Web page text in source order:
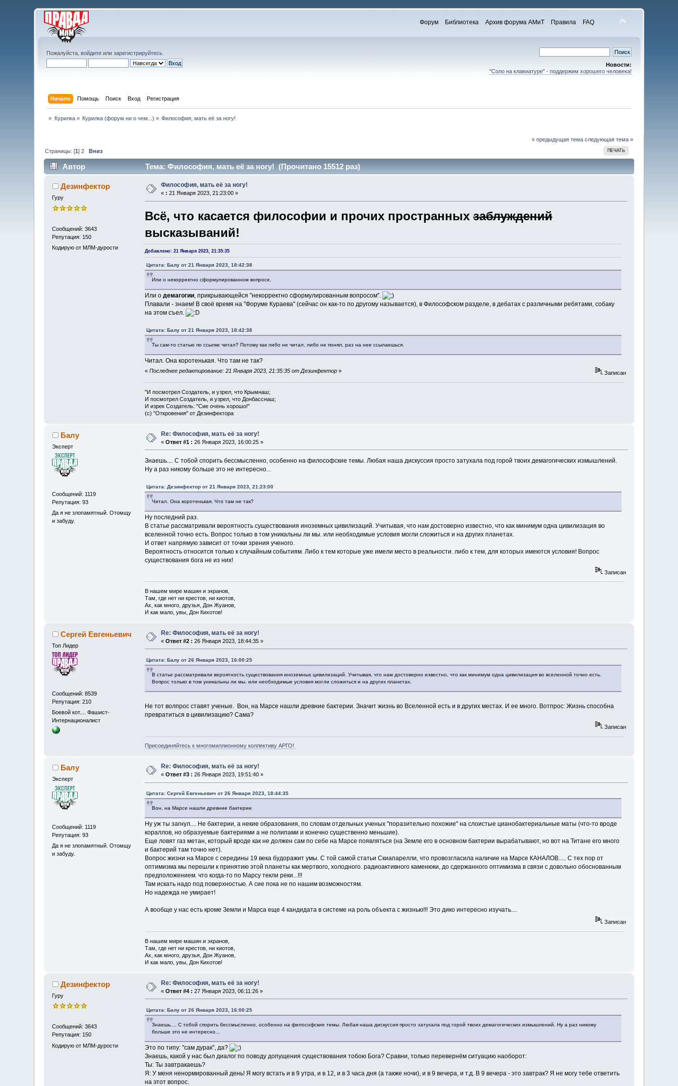
Форум Библиотека Архив форума АМиТ Правила FAQ
Пожалуйста,войдите илизарегистрируйтесь
Новости:
"Соло на клавиатуре" - поддержим хорошего человека!
Начало Помощь Поиск Вход Регистрация
» Курилка» Курилка (форум ни о чем...) » Философия, мать её за ногу!
« предыдущая тема следующая тема »
ПЕЧАТЬ
Страницы: [1]2 Вниз
Автор Тема: Философия, мать её за ногу! (Прочитано 15512 раз)
Дезинфектор
Гуру
Сообщений: 3643
Репутация: 150
Кодирую от МЛМ-дурости
Философия, мать её за ногу!
« : 21 Января 2023, 21:23:00 »
Всё, что касается философии и прочих пространныхзаблуждений
высказываний!
Добавлено: 21 Января 2023, 21:35:35
Цитата: Балу от 21 Января 2023, 18:42:38
Или о некорректно сформулированном вопросе.
Или о демагогии, прикрывающейся "некорректно сформулированным вопросом".
Плавали - знаем! В своё время на "Форуме Кураева" (сейчас он как-то по другому называется), в Философском разделе, в дебатах с различными ребятами, собаку
на этом съел.
Цитата: Балу от 21 Января 2023, 18:42:38
Ты сам-то статью по ссылке читал? Потому как либо не читал, либо не понял, раз на нее ссылаешься.
Читал. Она коротенькая. Что там не так?
« Последнее редактирование: 21 Января 2023, 21:35:35 от Дезинфектор» Записан
"И посмотрел Создатель, и узрел, что Крымнаш;
И посмотрел Создатель, и узрел, что Донбасснаш;
И изрек Создатель: "Сие очень хорошо!"
(с) "Откровения" от Дезинфектора
Балу
Эксперт
Сообщений: 1119
Репутация: 93
Да я не злопамятный. Отомщу
и забуду.
Re: Философия, мать её за ногу!
«Ответ #1 : 26 Января 2023, 16:00:25 »
Знаешь.... С тобой спорить бессмысленно, особенно на философские темы. Любая наша дискуссия просто затухала под горой твоих демагогических измышлений.
Ну а раз никому больше это не интересно...
Цитата: Дезинфектор от 21 Января 2023, 21:23:00
Читал. Она коротенькая. Что там не так?
Ну последний раз.
В статье рассматривали вероятность существования иноземных цивилизаций. Учитывая, что нам достоверно известно, что как минимум одна цивилизация во
вселенной точно есть. Вопрос только в том уникальны ли мы. или необходимые условия могли сложиться и на других планетах.
И ответ напрямую зависит от точки зрения ученого.
Вероятность относится только к случайным событиям. Либо к тем которые уже имели место в реальности. либо к тем, для которых имеются условия! Вопрос
существования бога не из них!
Записан
В нашем мире машин и экранов,
Там, где нет ни крестов, ни киотов,
Ах, как много, друзья, Дон Жуанов,
И как мало, увы, Дон Кихотов!
Сергей Евгеньевич
Топ Лидер
Сообщений: 8539
Репутация: 210
Боевой кот.... Фашист-
Интернационалист
Re: Философия, мать её за ногу!
«Ответ #2 : 26 Января 2023, 18:44:35 »
Цитата: Балу от 26 Января 2023, 16:00:25
В статье рассматривали вероятность существования иноземных цивилизаций. Учитывая, что нам достоверно известно, что как минимум одна цивилизация во вселенной точно есть.
Вопрос только в том уникальны ли мы. или необходимые условия могли сложиться и на других планетах.
Не тот волпрос ставят ученые. Вон, на Марсе нашли древние бактерии. Значит жизнь во Вселенной есть и в других местах. И ее много. Вотпрос: Жизнь способна
превратиться в цивилизацию? Сама?
Записан
Присоединяйтесь к многомиллионному коллективу АРГО!
Балу
Эксперт
Сообщений: 1119
Репутация: 93
Да я не злопамятный. Отомщу
и забуду.
Re: Философия, мать её за ногу!
«Ответ #3 : 26 Января 2023, 19:51:40 »
Цитата: Сергей Евгеньевич от 26 Января 2023, 18:44:35
Вон, на Марсе нашли древние бактерии
Ну уж ты загнул.... Не бактерии, а некие образования, по словам отдельных ученых "поразительно похожие" на слоистые цианобактериальные маты (что-то вроде
кораллов, но образуемые бактериями а не полипами и конечно существенно меньшие).
Еще ловят газ метан, который вроде как не должен сам по себе на Марсе появляться (на Земле его в основном бактерии вырабатывают, но вот на Титане его много
и бактерий там точно нет).
Вопрос жизни на Марсе с середины 19 века будоражит умы. С той самой статьи Скиапарелли, что провозгласила наличие на Марсе КАНАЛОВ..... С тех пор от
оптимизма мы перешли к принятию этой планеты как мертвого, холодного. радиоактивного каменюки, до сдержанного оптимизма в связи с довольно обоснованным
предположением. что когда-то по Марсу текли реки...!!!
Там искать надо под поверхностью. А сие пока не по нашим возможностям.
Но надежда не умирает!
А вообще у нас есть кроме Земли и Марса еще 4 кандидата в системе на роль объекта с жизнью!!! Это дико интересно изучать....
Записан
В нашем мире машин и экранов,
Там, где нет ни крестов, ни киотов,
Ах, как много, друзья, Дон Жуанов,
И как мало, увы, Дон Кихотов!
Дезинфектор
Гуру
Сообщений: 3643
Репутация: 150
Кодирую от МЛМ-дурости
Re: Философия, мать её за ногу!
«Ответ #4 : 27 Января 2023, 06:11:26 »
Цитата: Балу от 26 Января 2023, 16:00:25
Знаешь.... С тобой спорить бессмысленно, особенно на философские темы. Любая наша дискуссия просто затухала под горой твоих демагогических измышлений. Ну а раз никому
больше это не интересно...
Это по типу: "сам дурак", да?
Знаешь, какой у нас был диалог по поводу допущения существования тобою Бога? Сравни, только перевернём ситуацию наоборот:
Ты: Ты завтракаешь?
Я: У меня ненормированный день! Я могу встать и в 9 утра, и в 12, и в 3 часа дня (а также ночи), и в 9 вечера, и т.д. В 9 вечера - это завтрак? Я не могу тебе ответить
на этот вопрос.